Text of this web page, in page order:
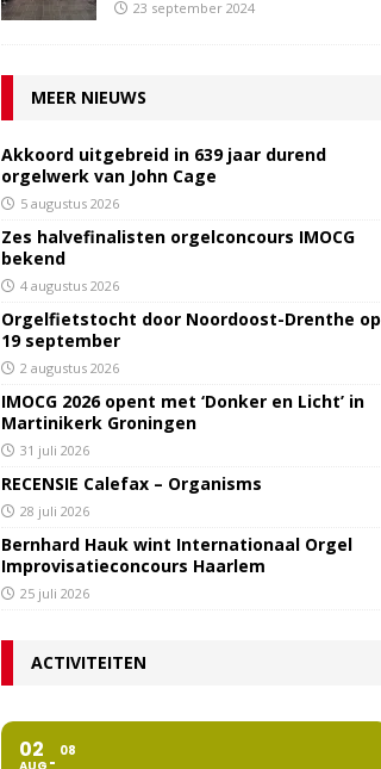
23 september 2024
MEER NIEUWS
Akkoord uitgebreid in 639 jaar durend
orgelwerk van John Cage
5 augustus 2026
Zes halvefinalisten orgelconcours IMOCG
bekend
4 augustus 2026
Orgelfietstocht door Noordoost-Drenthe op
19 september
2 augustus 2026
IMOCG 2026 opent met ‘Donker en Licht’ in
Martinikerk Groningen
31 juli 2026
RECENSIE Calefax – Organisms
28 juli 2026
Bernhard Hauk wint Internationaal Orgel
Improvisatieconcours Haarlem
25 juli 2026
ACTIVITEITEN
02 08